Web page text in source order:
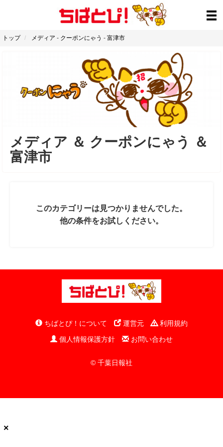
トップ メディア - クーポンにゃう - 富津市
メディア ＆ クーポンにゃう
＆
富津市
このカテゴリーは見つかりませんでした。
他の条件をお試しください。
ちばとぴ！について 運営元
利用規約
個人情報保護方針
お問い合わせ
© 千葉日報社
×